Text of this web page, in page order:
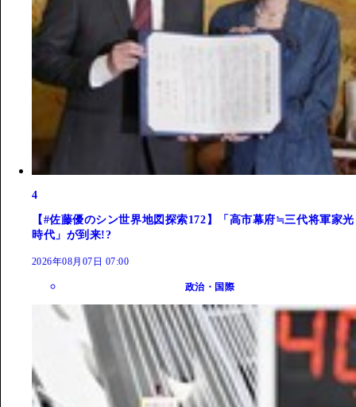
4
【#佐藤優のシン世界地図探索172】「高市幕府≒三代将軍家光
時代」が到来!?
2026年08月07日 07:00
政治・国際